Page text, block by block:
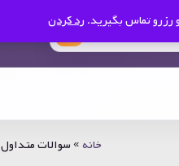
رزرو تماس بگیرید. رد کردن
خانه»سوالات متداول